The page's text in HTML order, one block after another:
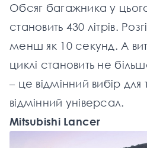
Обсяг багажника у
становить 430 літрів.
менш як 10 секунд. А
циклі становить не
– це відмінний вибір
відмінний універсал.
Mitsubishi Lancer